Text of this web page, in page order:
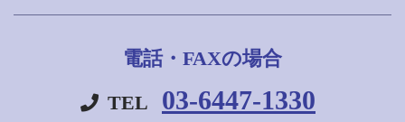
電話・FAXの場合
TEL
03-6447-1330